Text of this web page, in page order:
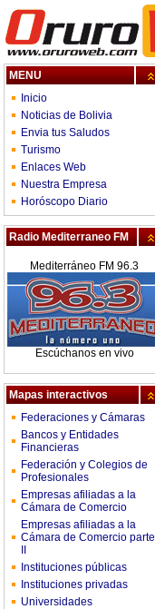
MENU
Inicio
Noticias de Bolivia
Envia tus Saludos
Turismo
Enlaces Web
Nuestra Empresa
Horóscopo Diario
Radio Mediterraneo FM
Mediterráneo FM 96.3
Escúchanos en vivo
Mapas interactivos
Federaciones y Cámaras
Bancos y Entidades
Financieras
Federación y Colegios de
Profesionales
Empresas afiliadas a la
Cámara de Comercio
Empresas afiliadas a la
Cámara de Comercio parte
Instituciones públicas
Instituciones privadas
Universidades